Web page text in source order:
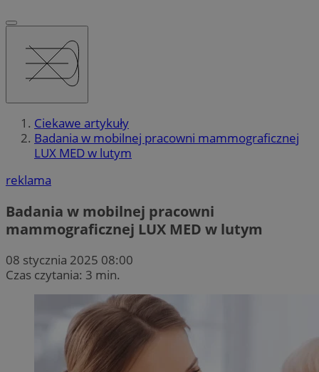
Ciekawe artykuły
Badania w mobilnej pracowni mammograficznej
LUX MED w lutym
reklama
Badania w mobilnej pracowni
mammograficznej LUX MED w lutym
08 stycznia 2025 08:00
Czas czytania: 3 min.